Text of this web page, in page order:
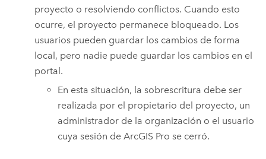
proyecto o resolviendo conflictos. Cuando esto
ocurre, el proyecto permanece bloqueado. Los
usuarios pueden guardar los cambios de forma
local, pero nadie puede guardar los cambios en el
portal.
En esta situación, la sobrescritura debe ser
realizada por el propietario del proyecto, un
administrador de la organización o el usuario
cuya sesión deArcGIS Pro se cerró.